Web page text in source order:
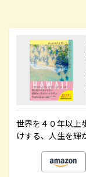
世界を４０年以上
けする、人生を輝